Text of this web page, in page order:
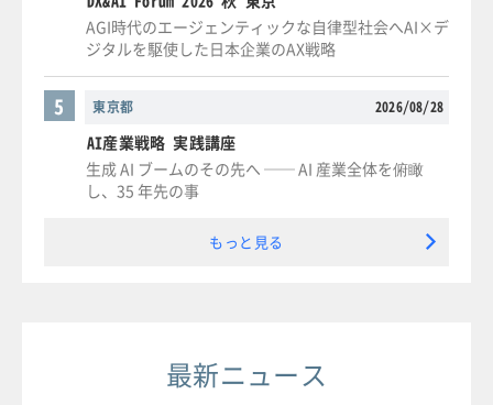
AGI時代のエージェンティックな自律型社会へAI×デ
ジタルを駆使した日本企業のAX戦略
東京都 2026/08/28
5
AI産業戦略 実践講座
生成 AI ブームのその先へ ── AI 産業全体を俯瞰
し、35 年先の事
もっと見る
最新ニュース